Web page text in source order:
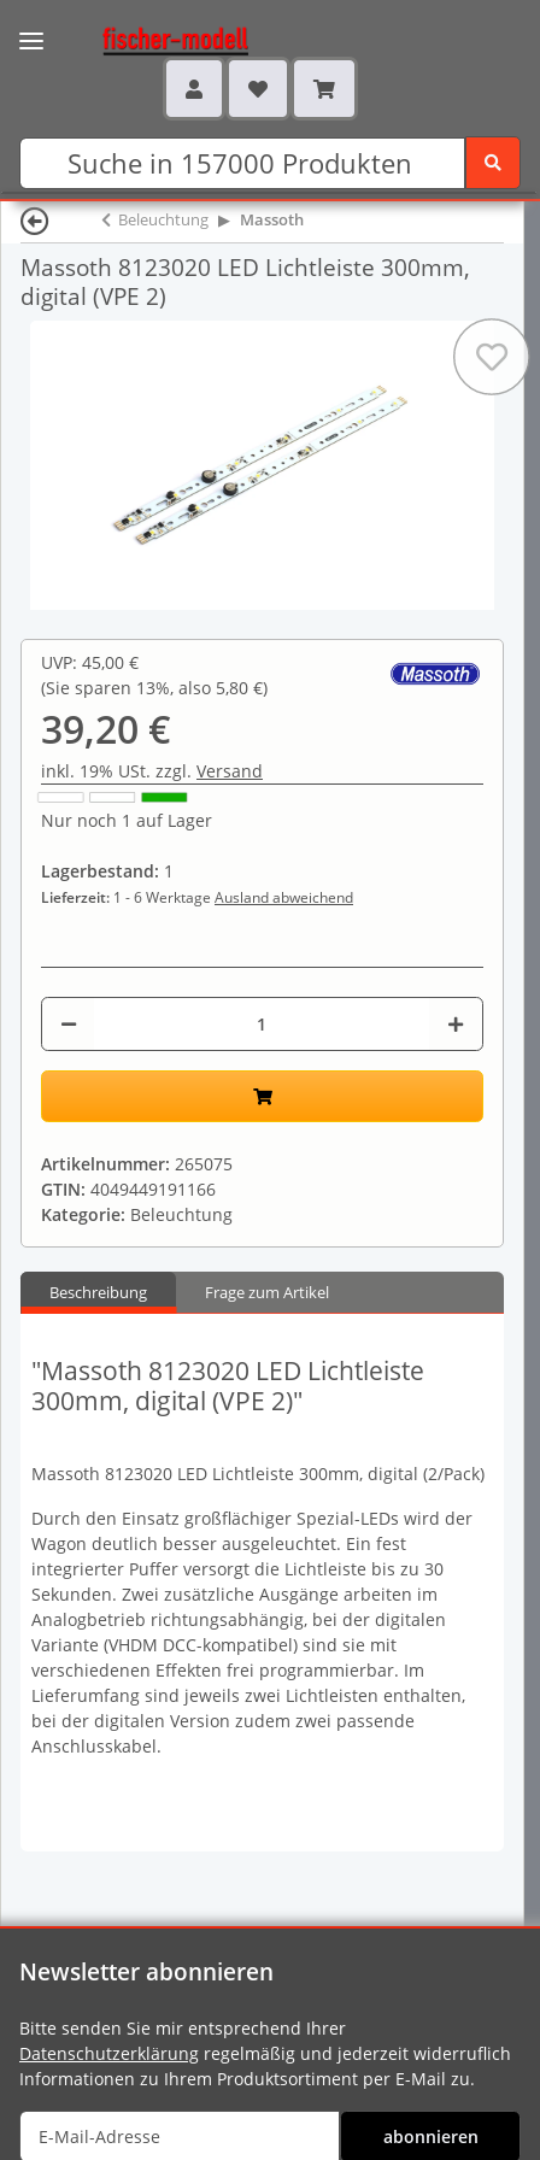
Beleuchtung Massoth
Massoth 8123020 LED Lichtleiste 300mm,
digital (VPE 2)
UVP: 45,00 €
(Sie sparen 13%, also 5,80 €)
39,20 €
inkl. 19% USt. zzgl. Versand
Nur noch 1 auf Lager
Lagerbestand: 1
Lieferzeit: 1 - 6 Werktage Ausland abweichend
Artikelnummer: 265075
GTIN: 4049449191166
Kategorie: Beleuchtung
Beschreibung Frage zum Artikel
"Massoth 8123020 LED Lichtleiste
300mm, digital (VPE 2)"
Massoth 8123020 LED Lichtleiste 300mm, digital (2/Pack)
Durch den Einsatz großflächiger Spezial-LEDs wird der
Wagon deutlich besser ausgeleuchtet. Ein fest
integrierter Puffer versorgt die Lichtleiste bis zu 30
Sekunden. Zwei zusätzliche Ausgänge arbeiten im
Analogbetrieb richtungsabhängig, bei der digitalen
Variante (VHDM DCC-kompatibel) sind sie mit
verschiedenen Effekten frei programmierbar. Im
Lieferumfang sind jeweils zwei Lichtleisten enthalten,
bei der digitalen Version zudem zwei passende
Anschlusskabel.
Newsletter abonnieren
Bitte senden Sie mir entsprechend Ihrer
Datenschutzerklärung regelmäßig und jederzeit widerruflich
Informationen zu Ihrem Produktsortiment per E-Mail zu.
abonnieren